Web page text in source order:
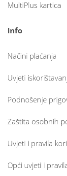
MultiPlus kartica
Info
Načini plaćanja
Uvjeti
Podnošenje
Zaštita osobnih
Uvjeti i pravila
Opći uvjeti i